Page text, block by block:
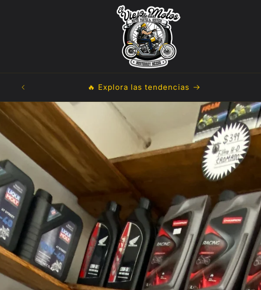
🚚 Envíos a todo México desde $190mxn**